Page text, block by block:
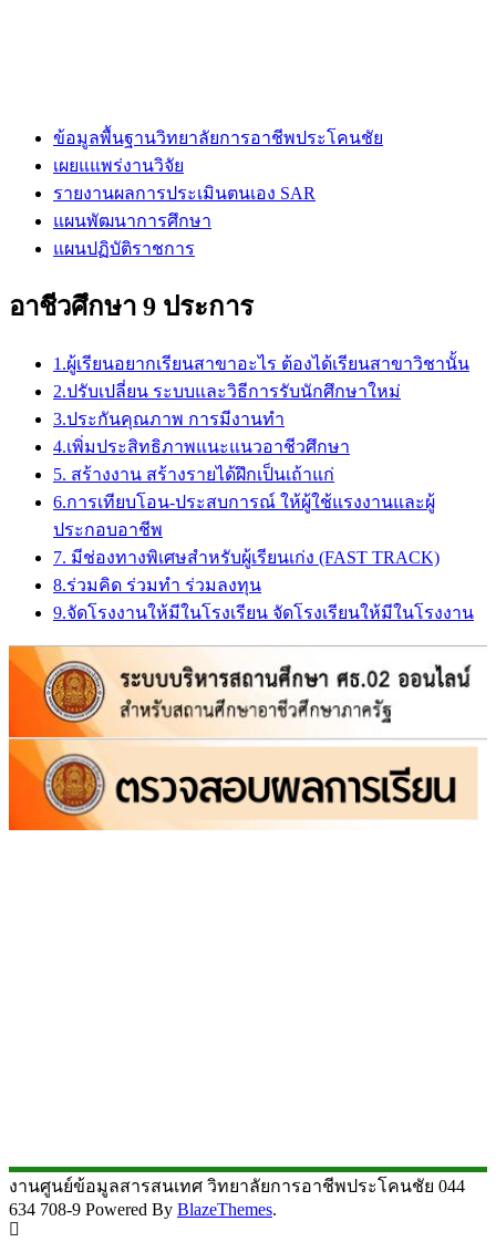
ข้อมูลพื้นฐานวิทยาลัยการอาชีพประโคนชัย
เผยแแพร่งานวิจัย
รายงานผลการประเมินตนเอง SAR
แผนพัฒนาการศึกษา
แผนปฏิบัติราชการ
อาชีวศึกษา 9 ประการ
1.ผู้เรียนอยากเรียนสาขาอะไร ต้องได้เรียนสาขาวิชานั้น
2.ปรับเปลี่ยน ระบบและวิธีการรับนักศึกษาใหม่
3.ประกันคุณภาพ การมีงานทำ
4.เพิ่มประสิทธิภาพแนะแนวอาชีวศึกษา
5. สร้างงาน สร้างรายได้ฝึกเป็นเถ้าแก่
6.การเทียบโอน-ประสบการณ์ ให้ผู้ใช้แรงงานและผู้
ประกอบอาชีพ
7. มีช่องทางพิเศษสำหรับผู้เรียนเก่ง (FAST TRACK)
8.ร่วมคิด ร่วมทำ ร่วมลงทุน
9.จัดโรงงานให้มีในโรงเรียน จัดโรงเรียนให้มีในโรงงาน
งานศูนย์ข้อมูลสารสนเทศ วิทยาลัยการอาชีพประโคนชัย 044
634 708-9 Powered By BlazeThemes.